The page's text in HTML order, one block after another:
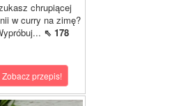
chrupiącej
w curry na zimę?
⇖ 178
Zobacz przepis!